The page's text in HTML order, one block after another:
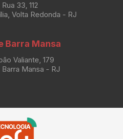
Rua 33, 112
Volta Redonda - RJ
Barra Mansa
Valiante, 179
Mansa - RJ